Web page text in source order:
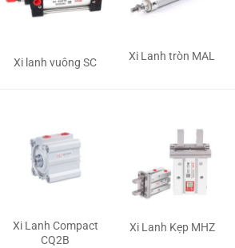
Xi lanh vuông SC Xi Lanh tròn MAL
Xi Lanh Compact
CQ2B
Xi Lanh Kẹp MHZ